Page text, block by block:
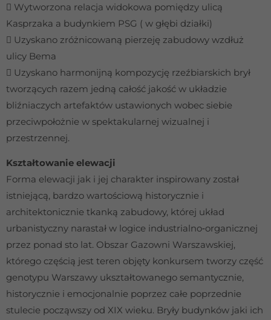
 Wytworzona relacja widokowa pomiędzy ulicą
Kasprzaka a budynkiem PSG ( w głębi działki)
 Uzyskano zróżnicowaną pierzeję zabudowy wzdłuż
ulicy Bema
 Uzyskano harmonijną kompozycję rzeźbiarskich brył
tworzących razem jedną całość jakość w układzie
bliźniaczych artefaktów ustawionych wobec siebie
przeciwpołożnie w spektakularnej wizualnej i
przestrzennej.
Kształtowanie elewacji
Forma elewacji jak i jej charakter inspirowany został
istniejącą, bardzo wartościową historycznie i
architektonicznie tkanką zabudowy, której układ
urbanistyczny narastał w logice industrialno‐organicznej
przez ponad sto lat. Obszar Gazowni Warszawskiej,
którego częścią jest teren objęty konkursem tworzy część
genotypu Warszawy ukształtowanego semantycznie,
historycznie i emocjonalnie poprzez całe poprzednie
stulecie począwszy od XIX wieku. Bryły budynków jaki ich